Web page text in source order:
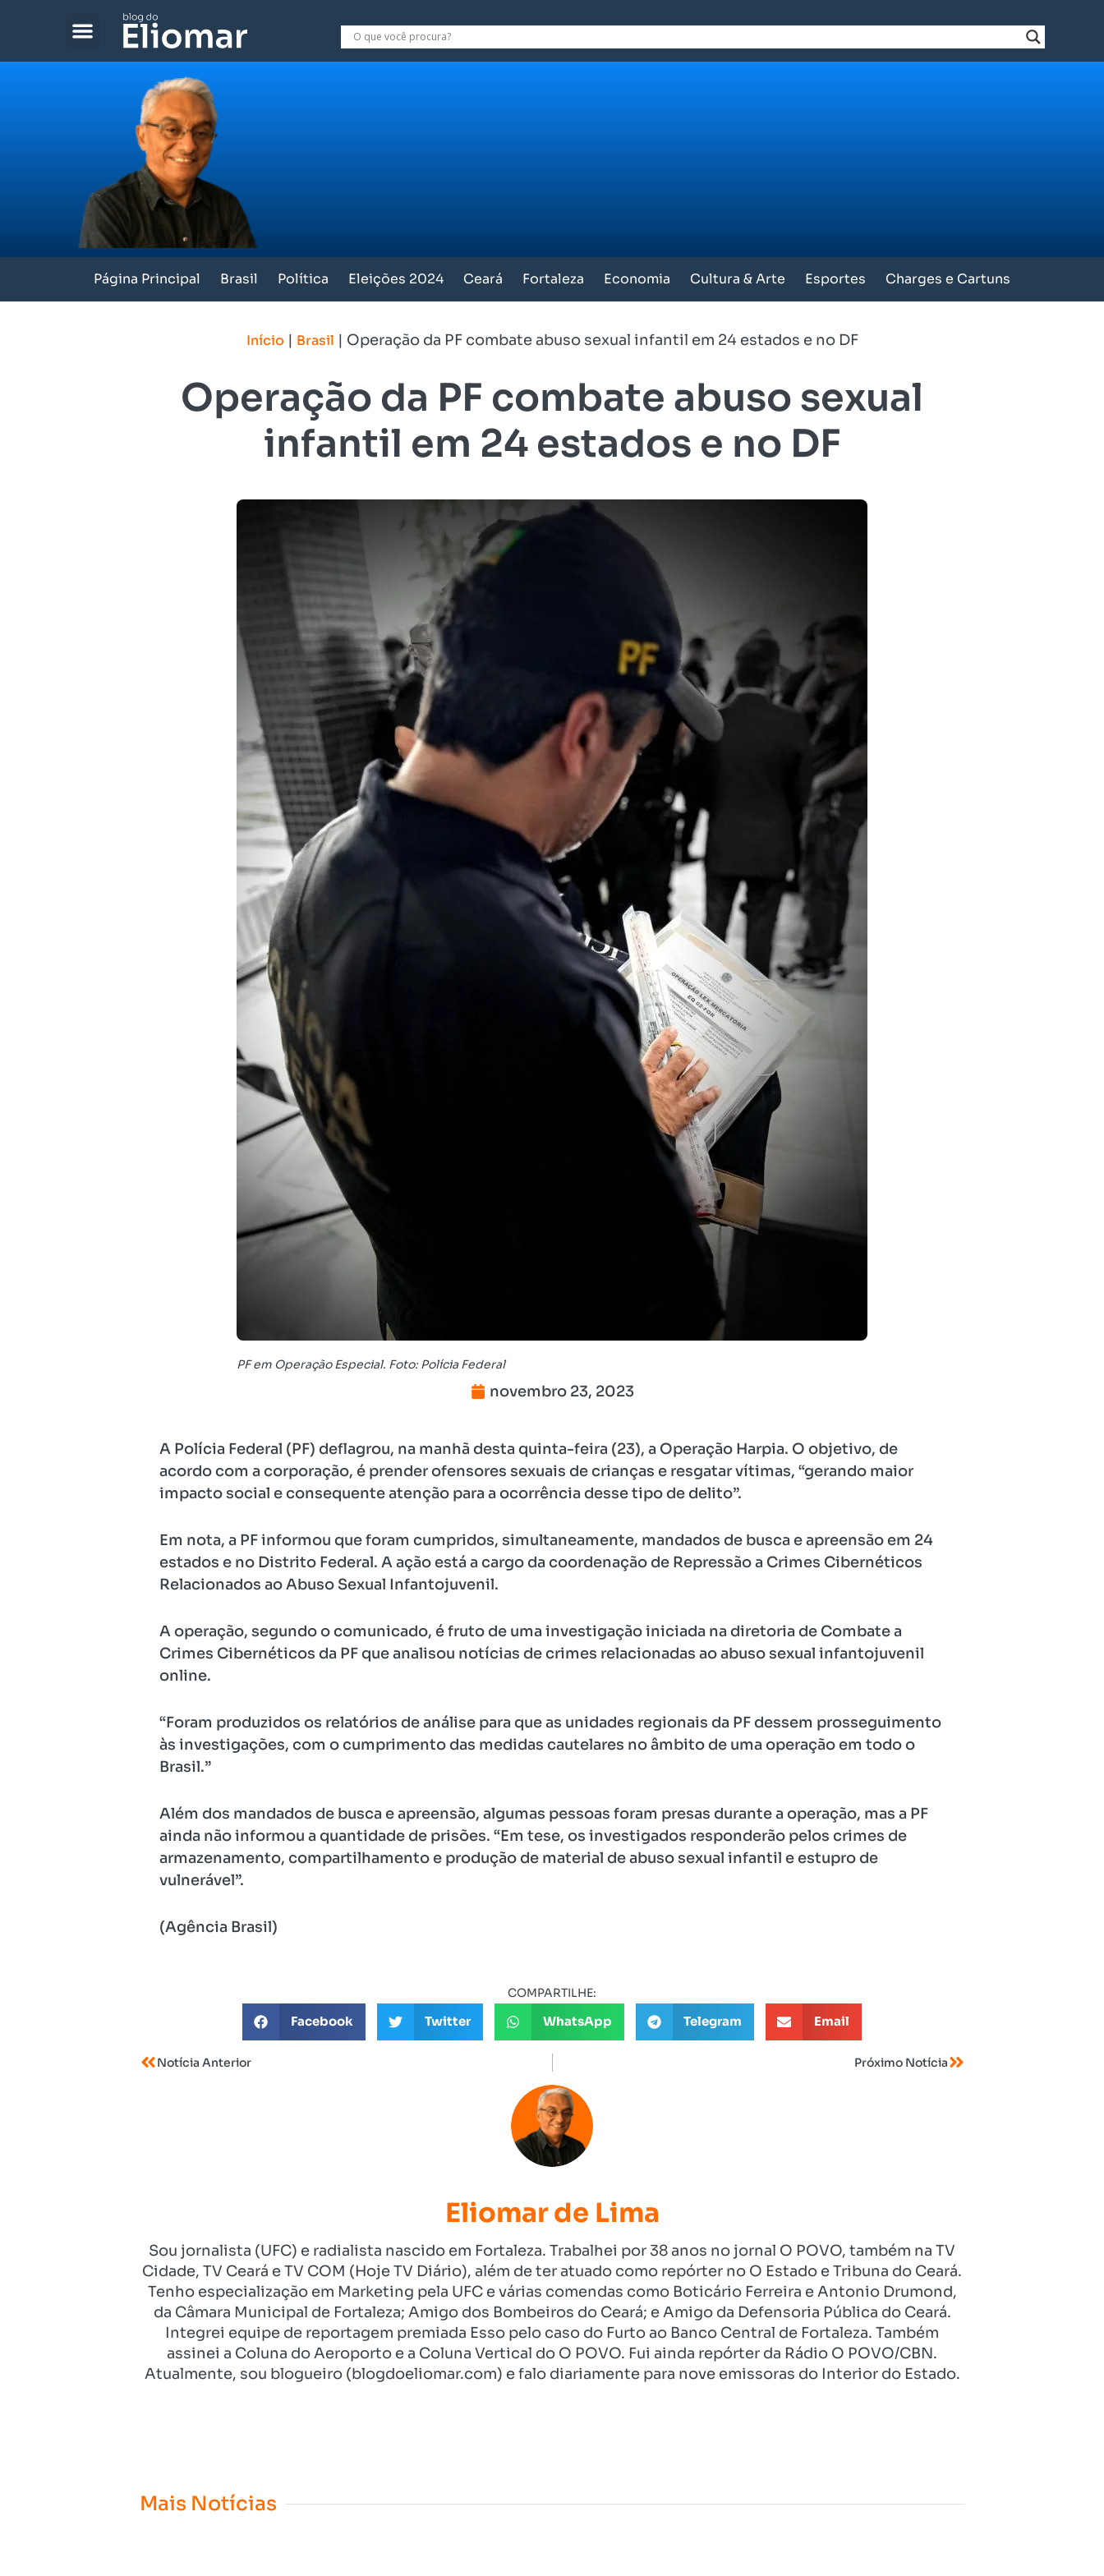
Página Principal Brasil Política Eleições 2024 Ceará Fortaleza Economia Cultura & Arte Esportes Charges e Cartuns
Início | Brasil | Operação da PF combate abuso sexual infantil em 24 estados e no DF
Operação da PF combate abuso sexual
infantil em 24 estados e no DF
PF em Operação Especial. Foto: Polícia Federal
novembro 23, 2023
A Polícia Federal (PF) deflagrou, na manhã desta quinta-feira (23), a Operação Harpia. O objetivo, de
acordo com a corporação, é prender ofensores sexuais de crianças e resgatar vítimas, “gerando maior
impacto social e consequente atenção para a ocorrência desse tipo de delito”.
Em nota, a PF informou que foram cumpridos, simultaneamente, mandados de busca e apreensão em 24
estados e no Distrito Federal. A ação está a cargo da coordenação de Repressão a Crimes Cibernéticos
Relacionados ao Abuso Sexual Infantojuvenil.
A operação, segundo o comunicado, é fruto de uma investigação iniciada na diretoria de Combate a
Crimes Cibernéticos da PF que analisou notícias de crimes relacionadas ao abuso sexual infantojuvenil
online.
“Foram produzidos os relatórios de análise para que as unidades regionais da PF dessem prosseguimento
às investigações, com o cumprimento das medidas cautelares no âmbito de uma operação em todo o
Brasil.”
Além dos mandados de busca e apreensão, algumas pessoas foram presas durante a operação, mas a PF
ainda não informou a quantidade de prisões. “Em tese, os investigados responderão pelos crimes de
armazenamento, compartilhamento e produção de material de abuso sexual infantil e estupro de
vulnerável”.
(Agência Brasil)
COMPARTILHE:
Facebook Twitter WhatsApp Telegram Email
Notícia Anterior Próximo Notícia
Eliomar de Lima
Sou jornalista (UFC) e radialista nascido em Fortaleza. Trabalhei por 38 anos no jornal O POVO, também na TV
Cidade, TV Ceará e TV COM (Hoje TV Diário), além de ter atuado como repórter no O Estado e Tribuna do Ceará.
Tenho especialização em Marketing pela UFC e várias comendas como Boticário Ferreira e Antonio Drumond,
da Câmara Municipal de Fortaleza; Amigo dos Bombeiros do Ceará; e Amigo da Defensoria Pública do Ceará.
Integrei equipe de reportagem premiada Esso pelo caso do Furto ao Banco Central de Fortaleza. Também
assinei a Coluna do Aeroporto e a Coluna Vertical do O POVO. Fui ainda repórter da Rádio O POVO/CBN.
Atualmente, sou blogueiro (blogdoeliomar.com) e falo diariamente para nove emissoras do Interior do Estado.
Mais Notícias